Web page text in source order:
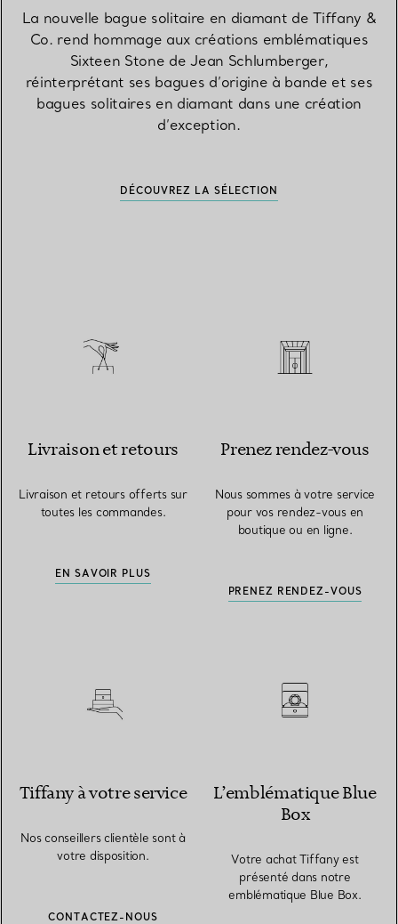
La nouvelle bague solitaire en diamant de Tiffany &
Co. rend hommage aux créations emblématiques
Sixteen Stone de Jean Schlumberger,
réinterprétant ses bagues d’origine à bande et ses
bagues solitaires en diamant dans une création
d’exception.
DÉCOUVREZ LA SÉLECTION
Livraison et retours
Livraison et retours offerts sur
toutes les commandes.
EN SAVOIR PLUS
Prenez rendez-vous
Nous sommes à votre service
pour vos rendez-vous en
boutique ou en ligne.
PRENEZ RENDEZ-VOUS
Tiffany à votre service
Nos conseillers clientèle sont à
votre disposition.
CONTACTEZ-NOUS
L’emblématique Blue
Box
Votre achat Tiffany est
présenté dans notre
emblématique Blue Box.